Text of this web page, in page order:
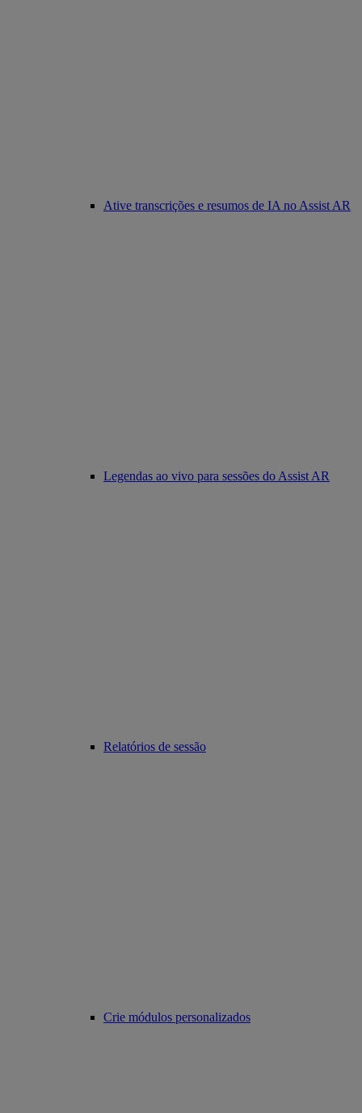
Ative transcrições e resumos de IA no Assist AR
Legendas ao vivo para sessões do Assist AR
Relatórios de sessão
Crie módulos personalizados